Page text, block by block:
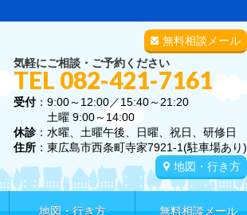
無料相談メール
気軽にご相談・ご予約ください
TEL 082-421-7161
受付：9:00～12:00／15:40～21:20
土曜 9:00～14:00
休診：水曜、土曜午後、日曜、祝日、研修日
住所 ：東広島市西条町寺家7921-1(駐車場あり)
地図・行き方
地図・行き方 無料相談メール